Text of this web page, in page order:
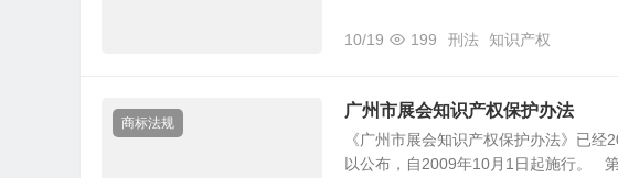
10/19 199 刑法 知识产权
商标法规
广州市展会知识产权保护办法
《广州市展会知识产权保护办法》已
以公布，自2009年10月1日起施行。